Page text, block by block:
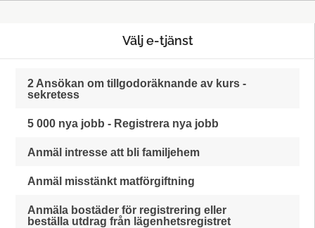
Välj e-tjänst
2 Ansökan om tillgodoräknande av kurs -
sekretess
5 000 nya jobb - Registrera nya jobb
Anmäl intresse att bli familjehem
Anmäl misstänkt matförgiftning
Anmäla bostäder för registrering eller
beställa utdrag från lägenhetsregistret